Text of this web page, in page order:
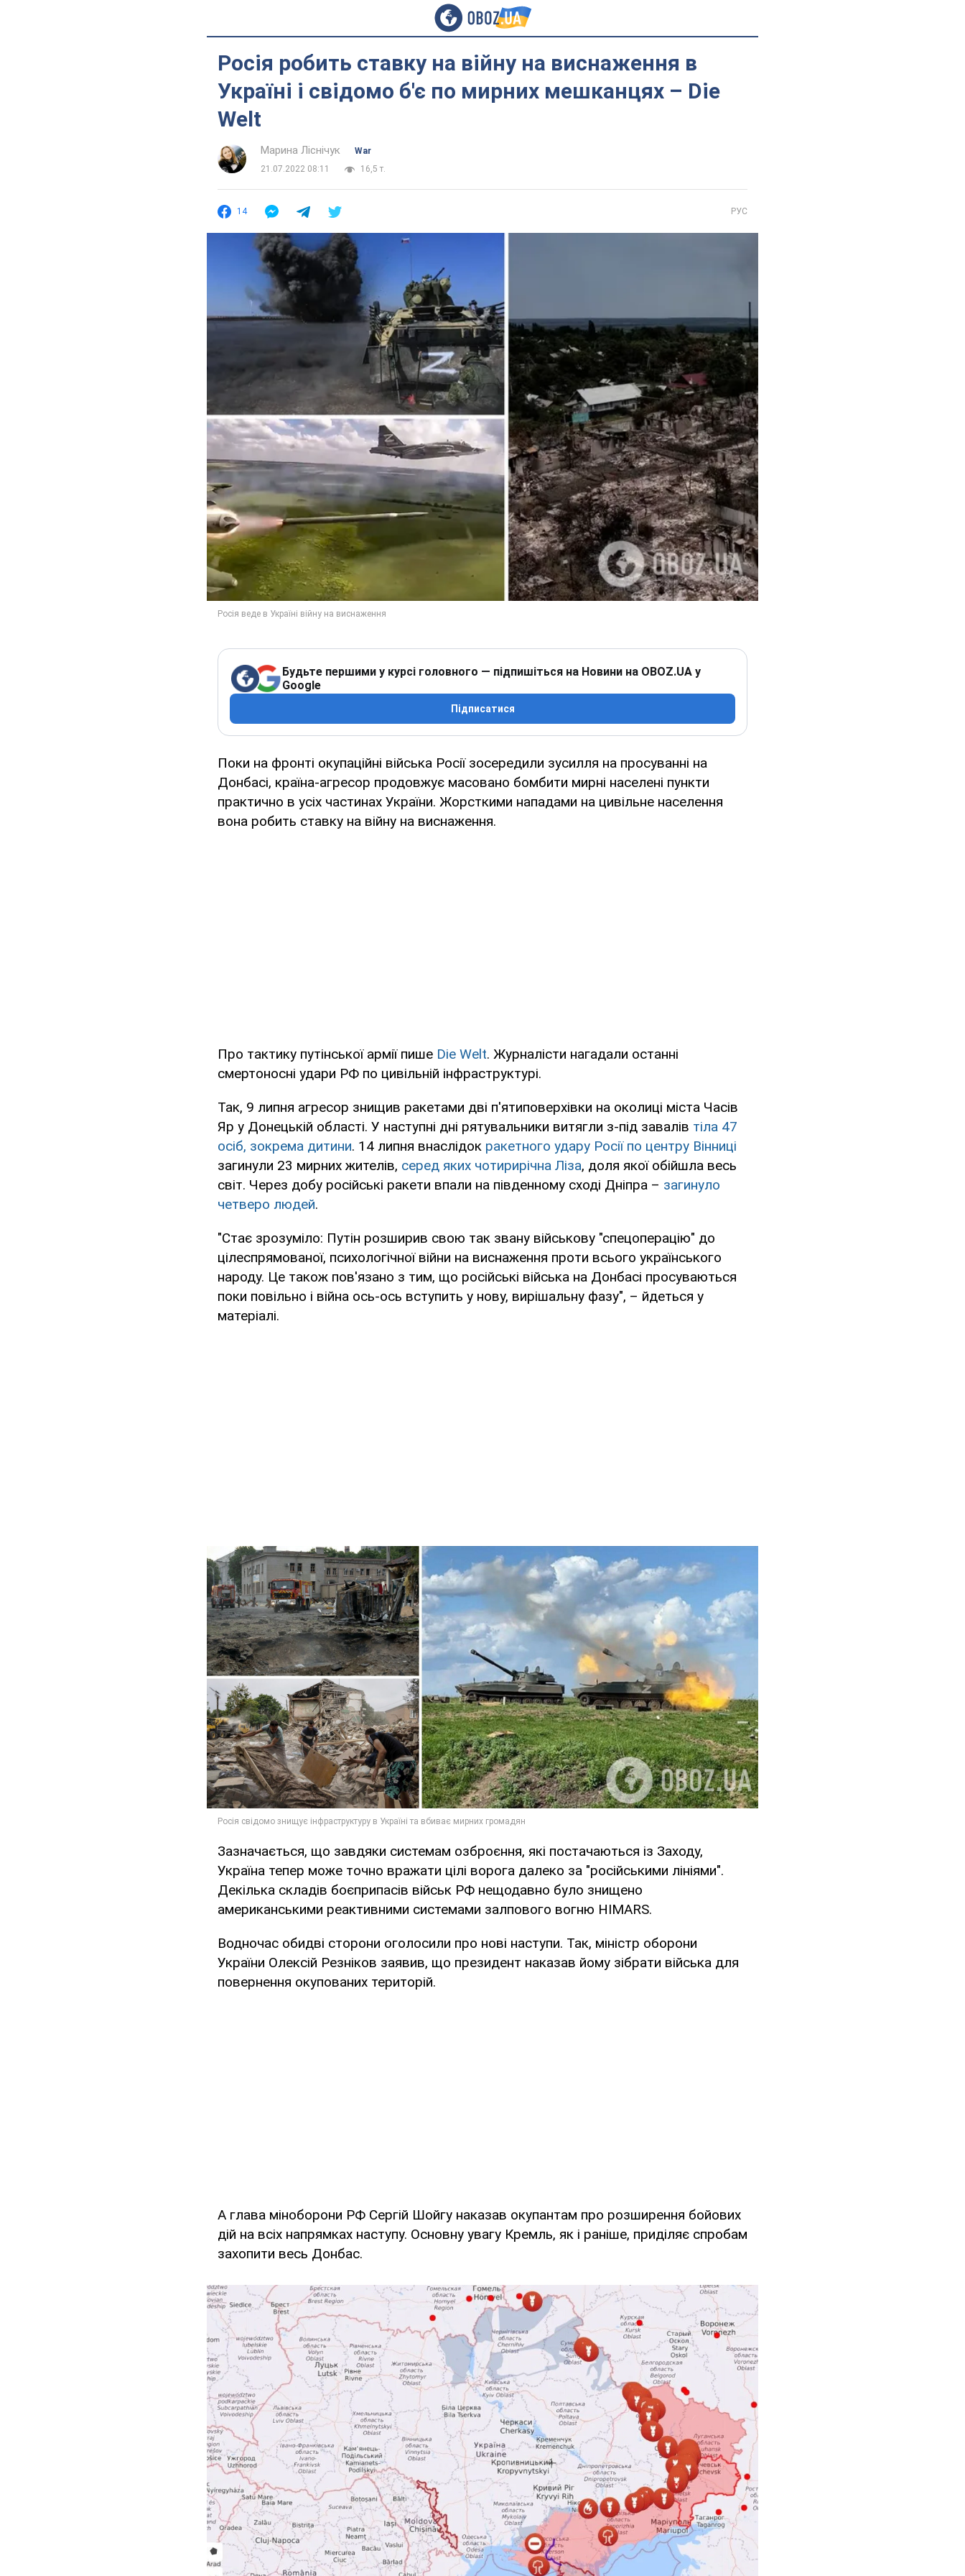
Росія робить ставку на війну на виснаження в
Україні і свідомо б'є по мирних мешканцях – Die
Welt
Марина Ліснічук
War
21.07.2022 08:11
16,5 т.
14 РУС
Будьте першими у курсі головного — підпишіться на Новини на OBOZ.UA у
Google
Підписатися
Поки на фронті окупаційні війська Росії зосередили зусилля на просуванні на
Донбасі, країна-агресор продовжує масовано бомбити мирні населені пункти
практично в усіх частинах України. Жорсткими нападами на цивільне населення
вона робить ставку на війну на виснаження.
Про тактику путінської армії пише Die Welt. Журналісти нагадали останні
смертоносні удари РФ по цивільній інфраструктурі.
Так, 9 липня агресор знищив ракетами дві п'ятиповерхівки на околиці міста Часів
Яр у Донецькій області. У наступні дні рятувальники витягли з-під завалів тіла 47
осіб, зокрема дитини. 14 липня внаслідок ракетного удару Росії по центру Вінниці
загинули 23 мирних жителів, серед яких чотирирічна Ліза, доля якої обійшла весь
світ. Через добу російські ракети впали на південному сході Дніпра – загинуло
четверо людей.
"Стає зрозуміло: Путін розширив свою так звану військову "спецоперацію" до
цілеспрямованої, психологічної війни на виснаження проти всього українського
народу. Це також пов'язано з тим, що російські війська на Донбасі просуваються
поки повільно і війна ось-ось вступить у нову, вирішальну фазу", – йдеться у
матеріалі.
Зазначається, що завдяки системам озброєння, які постачаються із Заходу,
Україна тепер може точно вражати цілі ворога далеко за "російськими лініями".
Декілька складів боєприпасів військ РФ нещодавно було знищено
американськими реактивними системами залпового вогню HIMARS.
Водночас обидві сторони оголосили про нові наступи. Так, міністр оборони
України Олексій Резніков заявив, що президент наказав йому зібрати війська для
повернення окупованих територій.
А глава міноборони РФ Сергій Шойгу наказав окупантам про розширення бойових
дій на всіх напрямках наступу. Основну увагу Кремль, як і раніше, приділяє спробам
захопити весь Донбас.